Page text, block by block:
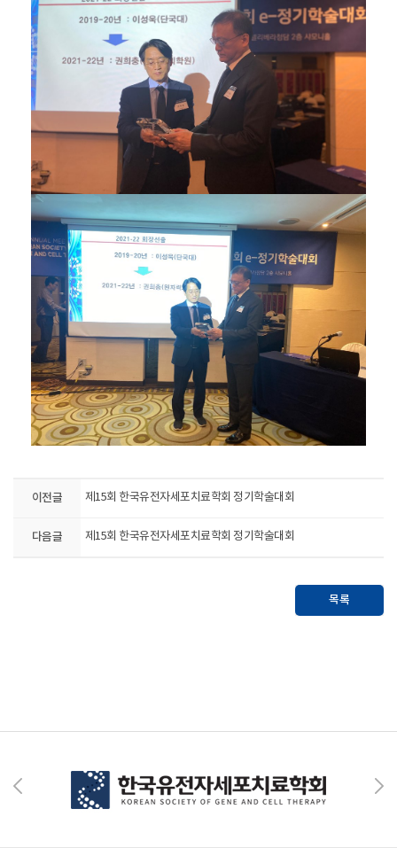
이전글 제15회 한국유전자세포치료학회 정기학술대회
다음글 제15회 한국유전자세포치료학회 정기학술대회
목록